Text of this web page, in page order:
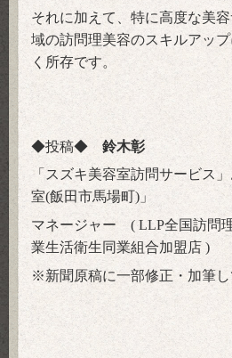
それに加えて、特に高度な美
域の訪問理美容のスキルアッ
く所存です。
◆投稿◆ 鈴木彰
「スズキ美容室訪問サービス
室(飯田市馬場町)」
マネージャー
( LLP全国訪問
業生活衛生同業組合加盟店 )
※新聞原稿に一部修正・加筆し